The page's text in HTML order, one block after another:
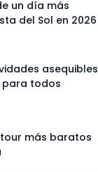
un día más
del Sol en 2026
asequibles
para todos
más baratos